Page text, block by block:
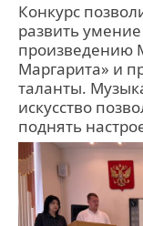
Конкурс
развить
произведению
Маргарита» и
таланты.
искусство
поднять